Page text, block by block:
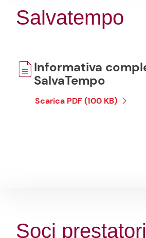
Salvatempo
Informativa completa
SalvaTempo
Scarica PDF (100 KB)
Soci prestatori